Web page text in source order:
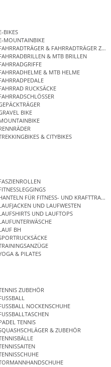
BIKES
MOUNTAINBIKE
& FAHRRADTRÄGER
& MTB BRILLEN
& MTB HELME
RUCKSÄCKE
BIKE
& CITYBIKES
FÜR FITNESS- UND
UND LAUFWESTEN
UND LAUFTOPS
BH
& PILATES
ZUBEHÖR
NOCKENSCHUHE
TENNIS
& ZUBEHÖR